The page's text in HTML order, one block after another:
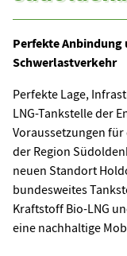
Perfekte
Schwerlastverkehr
Perfekte Lage,
LNG-Tankstelle der
Voraussetzungen
der Region
neuen Standort
bundesweites
Kraftstoff Bio-LNG
eine nachhaltige